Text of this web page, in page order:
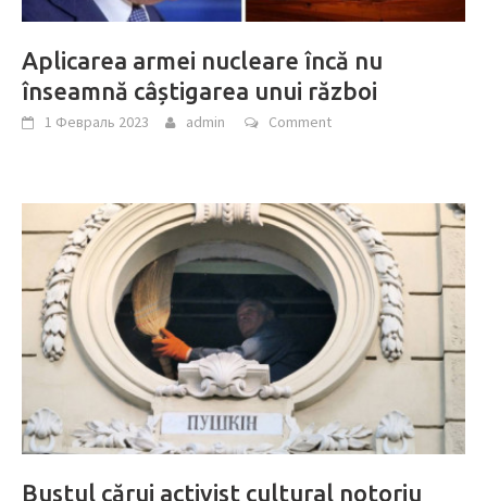
Aplicarea armei nucleare încă nu
înseamnă câștigarea unui război
1 Февраль 2023 admin Comment
Bustul cărui activist cultural notoriu